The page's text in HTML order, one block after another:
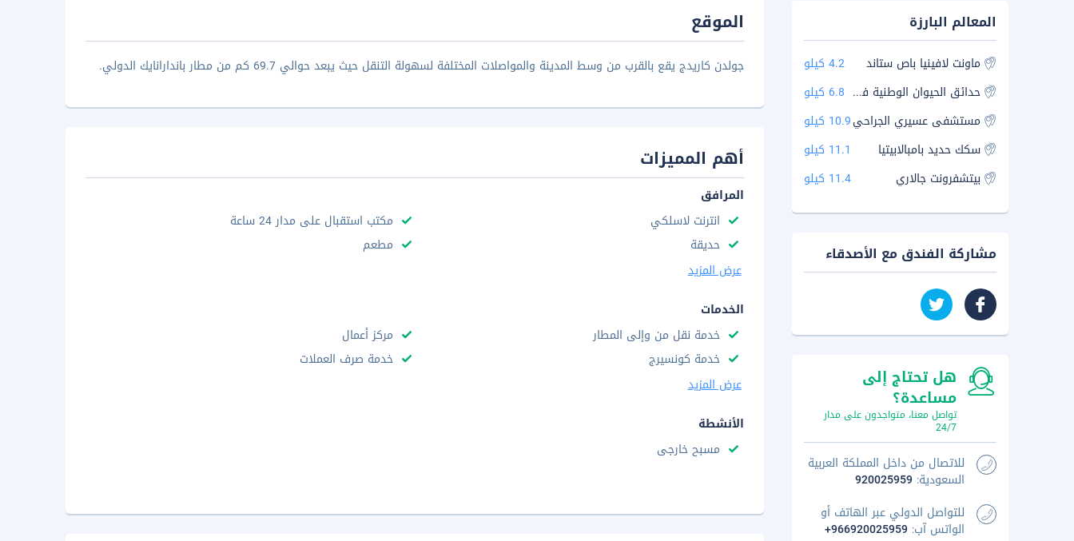
الموقع
جولدن كاريدج يقع بالقرب من وسط المدينة والمواصلات المختلفة لسهولة التنقل حيث يبعد حوالي 69.7 كم من مطار باندارانايك الدولي.
أهم المميزات
المرافق
انترنت لاسلكي
مكتب استقبال على مدار 24 ساعة
حديقة
مطعم
عرض المزيد
الخدمات
خدمة نقل من وإلى المطار
مركز أعمال
خدمة كونسيرج
خدمة صرف العملات
عرض المزيد
الأنشطة
مسبح خارجى
المعالم البارزة
ماونت لافينيا باص ستاند
4.2 كيلو
حدائق الحيوان الوطنية في سري لانكا 6.8 كيلو
مستشفى عسيري الجراحي10.9 كيلو
سكك حديد بامبالابيتيا
11.1 كيلو
بيتشفرونت جالاري
11.4 كيلو
مشاركة الفندق مع الأصدقاء
هل تحتاج إلى
مساعدة؟
تواصل معنا، متواجدون على مدار
24/7
للاتصال من داخل المملكة العربية
السعودية: 920025959
للتواصل الدولي عبر الهاتف أو
الواتس آب: +966920025959